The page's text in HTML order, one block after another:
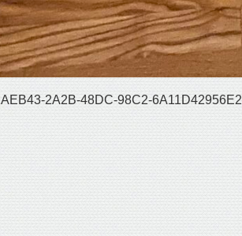
2A2B-48DC-98C2-6A11D42956E2